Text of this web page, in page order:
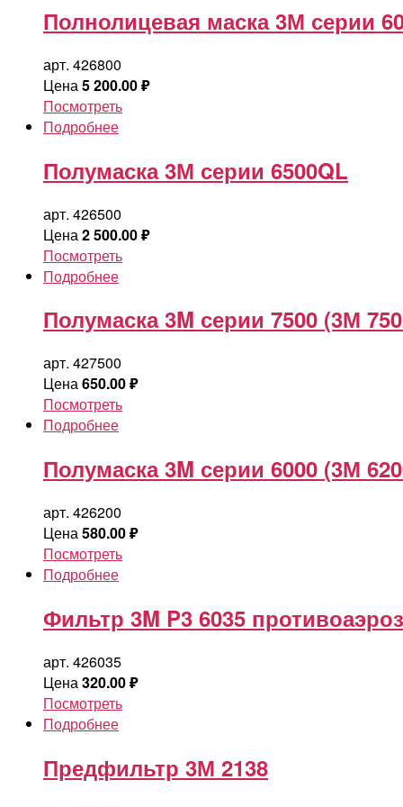
Полнолицевая маска 3М серии
арт. 426800
Цена5 200.00₽
Посмотреть
Подробнее
Полумаска 3М серии 6500QL
арт. 426500
Цена 2 500.00₽
Посмотреть
Подробнее
Полумаска 3M серии 7500 (3М
арт. 427500
Цена650.00₽
Посмотреть
Подробнее
Полумаска 3M серии 6000 (3М
арт. 426200
Цена580.00₽
Посмотреть
Подробнее
Фильтр 3M P3 6035
арт. 426035
Цена320.00₽
Посмотреть
Подробнее
Предфильтр 3М 2138